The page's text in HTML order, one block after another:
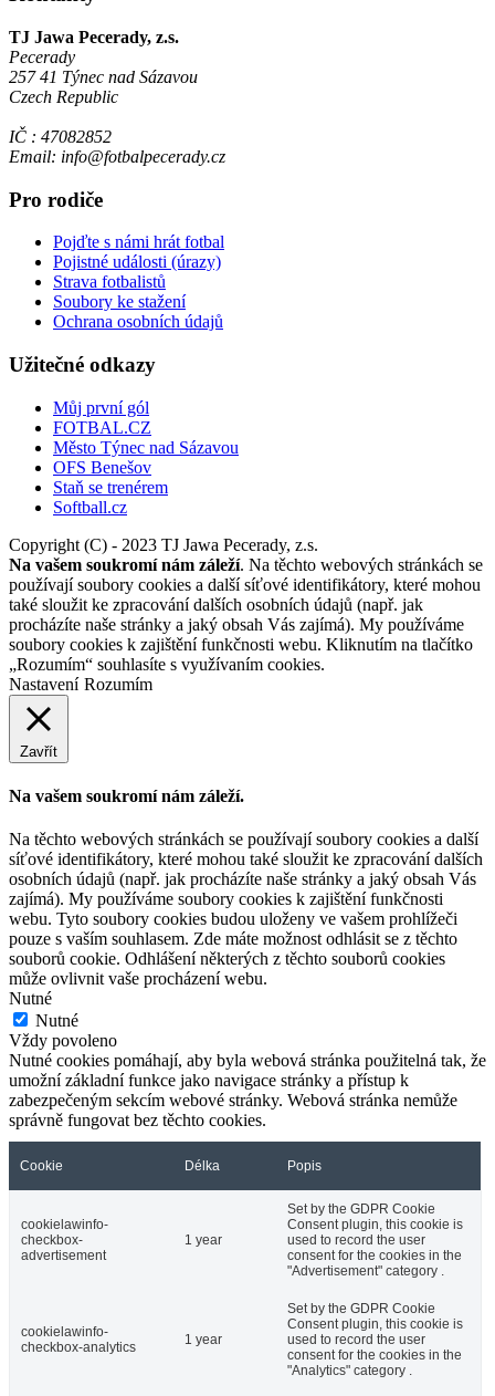
TJ Jawa Pecerady, z.s.
Pecerady
257 41 Týnec nad Sázavou
Czech Republic
IČ : 47082852
Email: info@fotbalpecerady.cz
Pro rodiče
Pojďte s námi hrát fotbal
Pojistné události (úrazy)
Strava fotbalistů
Soubory ke stažení
Ochrana osobních údajů
Užitečné odkazy
Můj první gól
FOTBAL.CZ
Město Týnec nad Sázavou
OFS Benešov
Staň se trenérem
Softball.cz
Copyright (C) - 2023 TJ Jawa Pecerady, z.s.
Na vašem soukromí nám záleží. Na těchto webových stránkách se
používají soubory cookies a další síťové identifikátory, které mohou
také sloužit ke zpracování dalších osobních údajů (např. jak
procházíte naše stránky a jaký obsah Vás zajímá). My používáme
soubory cookies k zajištění funkčnosti webu. Kliknutím na tlačítko
„Rozumím“ souhlasíte s využívaním cookies.
Nastavení Rozumím
Zavřít
Na vašem soukromí nám záleží.
Na těchto webových stránkách se používají soubory cookies a další
síťové identifikátory, které mohou také sloužit ke zpracování dalších
osobních údajů (např. jak procházíte naše stránky a jaký obsah Vás
zajímá). My používáme soubory cookies k zajištění funkčnosti
webu. Tyto soubory cookies budou uloženy ve vašem prohlížeči
pouze s vaším souhlasem. Zde máte možnost odhlásit se z těchto
souborů cookie. Odhlášení některých z těchto souborů cookies
může ovlivnit vaše procházení webu.
Nutné
Nutné
Vždy povoleno
Nutné cookies pomáhají, aby byla webová stránka použitelná tak, že
umožní základní funkce jako navigace stránky a přístup k
zabezpečeným sekcím webové stránky. Webová stránka nemůže
správně fungovat bez těchto cookies.
Cookie Délka Popis
cookielawinfo-
checkbox-
advertisement
1 year
Set by the GDPR Cookie
Consent plugin, this cookie is
used to record the user
consent for the cookies in the
"Advertisement" category .
cookielawinfo-
checkbox-analytics
1 year
Set by the GDPR Cookie
Consent plugin, this cookie is
used to record the user
consent for the cookies in the
"Analytics" category .